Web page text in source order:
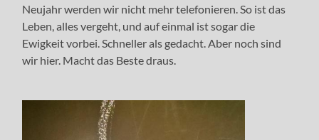
Neujahr werden wir nicht mehr telefonieren. So ist das
Leben, alles vergeht, und auf einmal ist sogar die
Ewigkeit vorbei. Schneller als gedacht. Aber noch sind
wir hier. Macht das Beste draus.